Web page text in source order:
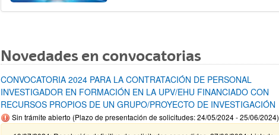
Novedades en convocatorias
CONVOCATORIA 2024 PARA LA CONTRATACIÓN DE PERSONAL
INVESTIGADOR EN FORMACIÓN EN LA UPV/EHU FINANCIADO CON
RECURSOS PROPIOS DE UN GRUPO/PROYECTO DE INVESTIGACIÓN
Sin trámite abierto (Plazo de presentación de solicitudes: 24/05/2024 - 25/06/2024)